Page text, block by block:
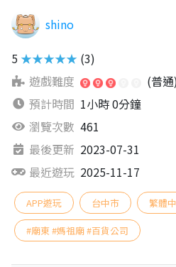
shino
5 ★★★★★ (3)
遊戲難度
(普
預計時間 1小時 0分鐘
瀏覽次數 461
最後更新 2023-07-31
最近遊玩 2025-11-17
APP遊玩 台中市 繁體
#廟東 #媽祖廟 #百貨公司